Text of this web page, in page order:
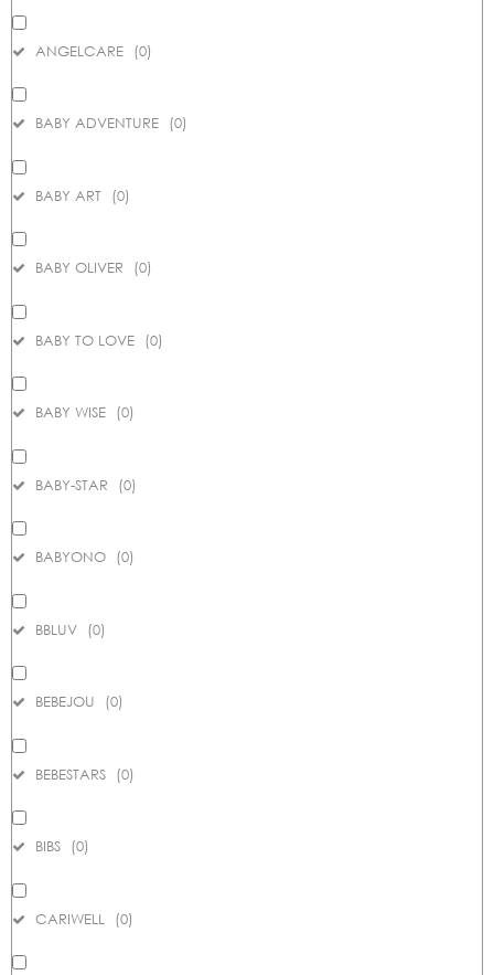
ANGELCARE (0)
BABY ADVENTURE (0)
BABY ART (0)
BABY OLIVER (0)
BABY TO LOVE (0)
BABY WISE (0)
BABY-STAR (0)
BABYONO (0)
BBLUV (0)
BEBEJOU (0)
BEBESTARS (0)
BIBS (0)
CARIWELL (0)